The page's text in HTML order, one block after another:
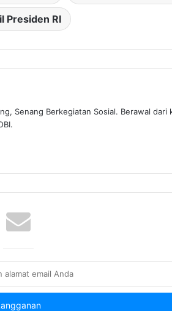
Presiden RI
Senang Berkegiatan Sosial. Berawal dari